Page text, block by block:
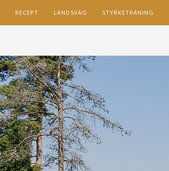
RECEPT LANDSVÄG STYRKETRÄNING